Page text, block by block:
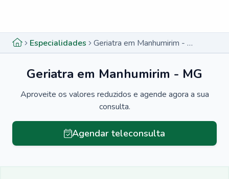
Especialidades Geriatra em Manhumirim - MG
Geriatra em Manhumirim - MG
Aproveite os valores reduzidos e agende agora a sua
consulta.
Agendar teleconsulta